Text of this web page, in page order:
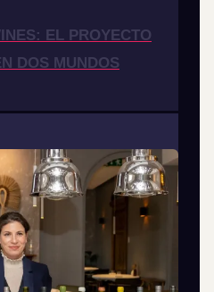
EL PROYECTO
DOS MUNDOS